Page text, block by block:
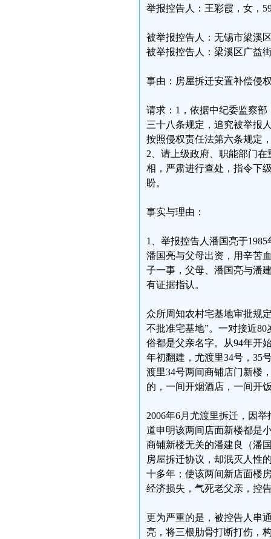
举报控告人：王彩霞，女，
被举报控告人：无锡市梁溪
被举报控告人：梁溪区广益
事由：房屋拆迁安置补偿侵
请求：1，依据中纪委监察
三十八条规定，追究被举报
按照侵权责任法第六条规定
2、请上级政府、职能部门
相，严肃进行查处，指令下
盼。
事实与理由：
1、举报控告人潘国亮于
潘国亮与父母出资，用辛苦
子一事，父母、潘国亮与潘
有证据指认。
众所周知农村宅基地审批规
不批准宅基地”。一对接近
俗都是父亲名字。从94年开
年初翻建，尤渡里34号，35
渡里34号两间商铺店门新楼
的，一间开烟酒店，一间开
2006年6月尤渡里拆迁，因
道申明该两间店面新楼都是
商铺新楼无关的潘建良（潘
房屋拆迁协议，却泯灭人性
十多年；使该两间新店面楼
经济损失，气死老父亲，控
更为严重的是，被控告人串
亮，将三根肋骨打断打伤，